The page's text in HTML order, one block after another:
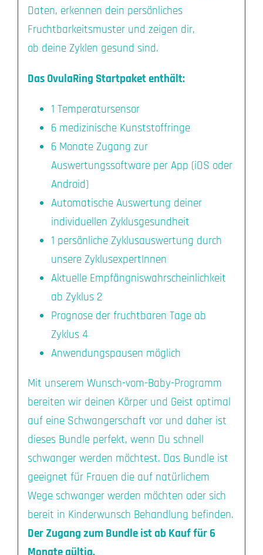
Daten, erkennen dein persönliches
Fruchtbarkeitsmuster und zeigen dir,
ob deine Zyklen gesund sind.
Das OvulaRing Startpaket enthält:
1 Temperatursensor
6 medizinische Kunststoffringe
6 Monate Zugang zur
Auswertungssoftware per App (iOS oder
Android)
Automatische Auswertung deiner
individuellen Zyklusgesundheit
1 persönliche Zyklusauswertung durch
unsere ZyklusexpertInnen
Aktuelle Empfängniswahrscheinlichkeit
ab Zyklus 2
Prognose der fruchtbaren Tage ab
Zyklus 4
Anwendungspausen möglich
Mit unserem Wunsch-vom-Baby-Programm
bereiten wir deinen Körper und Geist optimal
auf eine Schwangerschaft vor und daher ist
dieses Bundle perfekt, wenn Du schnell
schwanger werden möchtest. Das Bundle ist
geeignet für Frauen die auf natürlichem
Wege schwanger werden möchten oder sich
bereit in Kinderwunsch Behandlung befinden.
Der Zugang zum Bundle ist ab Kauf für 6